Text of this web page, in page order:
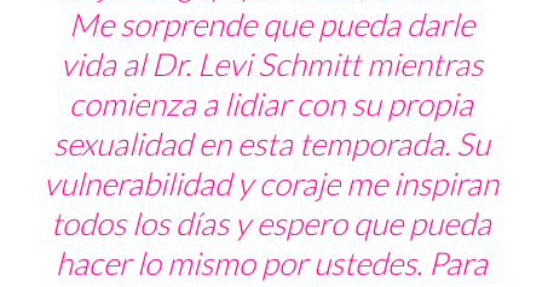
Me sorprende que pueda darle
vida al Dr. Levi Schmitt mientras
comienza a lidiar con su propia
sexualidad en esta temporada. Su
vulnerabilidad y coraje me inspiran
todos los días y espero que pueda
hacer lo mismo por ustedes. Para